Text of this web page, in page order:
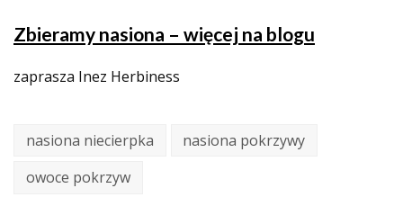
Zbieramy nasiona – więcej na blogu
zaprasza Inez Herbiness
nasiona niecierpka
nasiona pokrzywy
owoce pokrzyw